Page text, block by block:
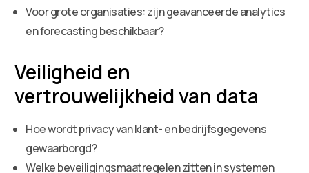
Voor grote organisaties: zijn geavanceerde analytics
en forecasting beschikbaar?
Veiligheid en
vertrouwelijkheid van data
Hoe wordt privacy van klant- en bedrijfsgegevens
gewaarborgd?
Welke beveiligingsmaatregelen zitten in systemen